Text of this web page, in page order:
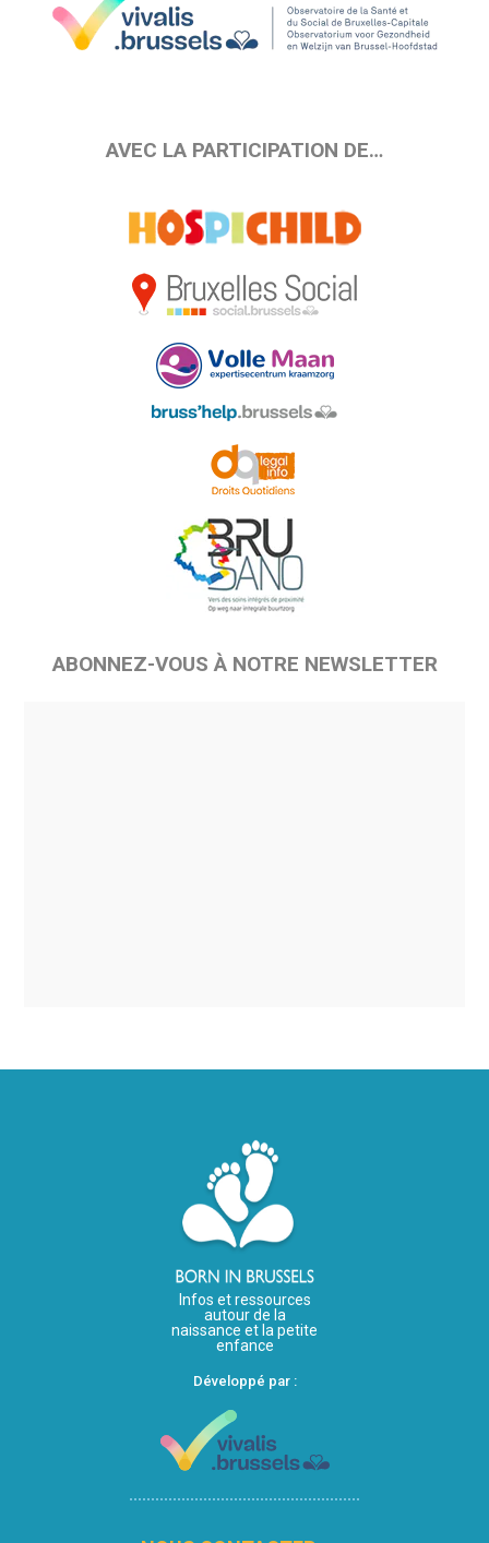
AVEC LA PARTICIPATION DE…
ABONNEZ-VOUS À NOTRE NEWSLETTER
Infos et ressources
autour de la
naissance et la petite
enfance
Développé par :